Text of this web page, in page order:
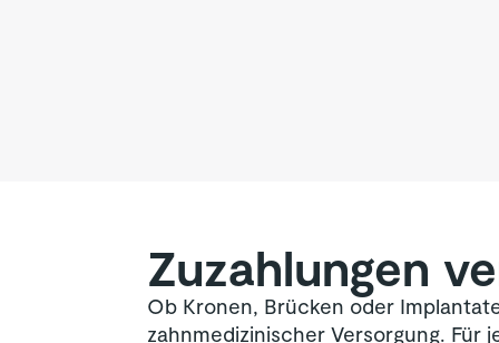
Zuzahlungen
Ob Kronen, Brücken oder
zahnmedizinischer Versorgung. Für
Zahnprophylaxe (z. B.